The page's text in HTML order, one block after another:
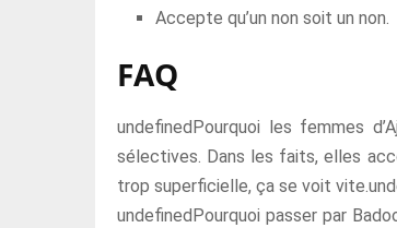
Accepte qu’un non soit un non.
FAQ
undefinedPourquoi les femmes
sélectives. Dans les faits, elles
trop superficielle, ça se voit
undefinedPourquoi passer par